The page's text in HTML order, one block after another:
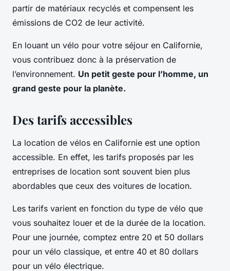
partir de matériaux recyclés et compensent les
émissions de CO2 de leur activité.
En louant un vélo pour votre séjour en Californie,
vous contribuez donc à la préservation de
l’environnement. Un petit geste pour l’homme, un
grand geste pour la planète.
Des tarifs accessibles
La location de vélos en Californie est une option
accessible. En effet, les tarifs proposés par les
entreprises de location sont souvent bien plus
abordables que ceux des voitures de location.
Les tarifs varient en fonction du type de vélo que
vous souhaitez louer et de la durée de la location.
Pour une journée, comptez entre 20 et 50 dollars
pour un vélo classique, et entre 40 et 80 dollars
pour un vélo électrique.